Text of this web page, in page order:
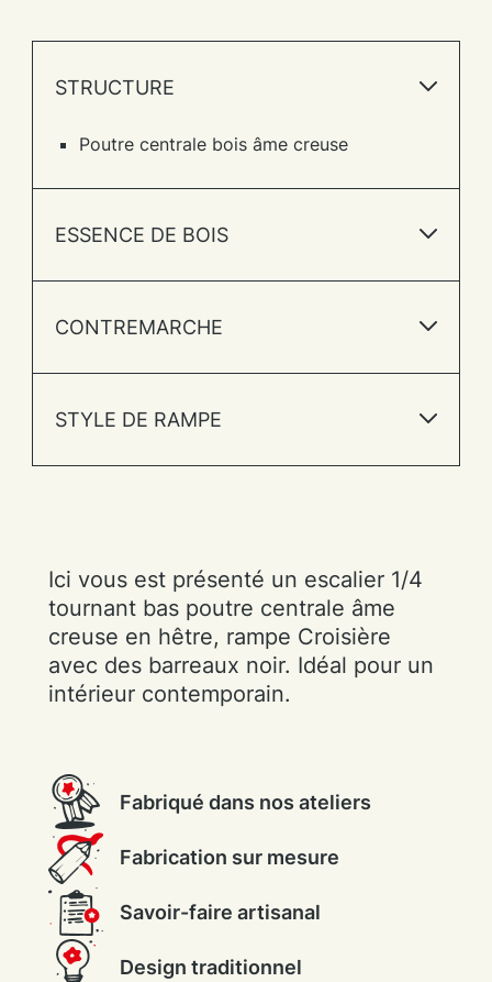
STRUCTURE
Poutre centrale bois âme creuse
ESSENCE DE BOIS
CONTREMARCHE
STYLE DE RAMPE
Ici vous est présenté un escalier 1/4
tournant bas poutre centrale âme
creuse en hêtre, rampe Croisière
avec des barreaux noir. Idéal pour un
intérieur contemporain.
Fabriqué dans nos ateliers
Fabrication sur mesure
Savoir-faire artisanal
Design traditionnel